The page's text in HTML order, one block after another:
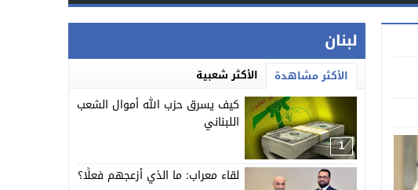
لبنان
الأكثر مشاهدة الأكثر شعبية
1
كيف يسرق حزب الله أموال الشعب
اللبناني
لقاء معراب: ما الذي أزعجهم فعلًا؟